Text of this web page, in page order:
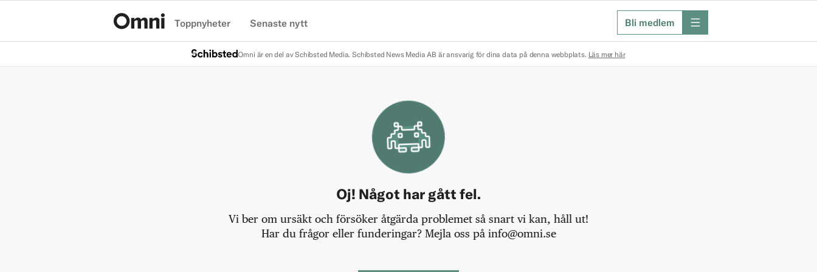
Toppnyheter Senaste nytt Bli medlem meny
Omni är en del av Schibsted Media. Schibsted News Media AB är ansvarig för dina data på denna webbplats. Läs mer här
Oj! Något har gått fel.
Vi ber om ursäkt och försöker åtgärda problemet så snart vi kan, håll ut!
Har du frågor eller funderingar? Mejla oss på info@omni.se